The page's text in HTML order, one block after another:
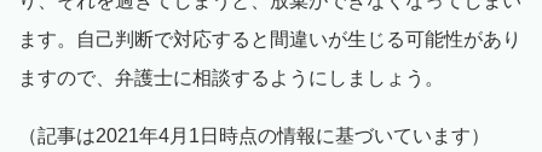
ます。自己判断で対応すると間違いが生じる可能性があり
ますので、弁護士に相談するようにしましょう。
（記事は2021年4月1日時点の情報に基づいています）